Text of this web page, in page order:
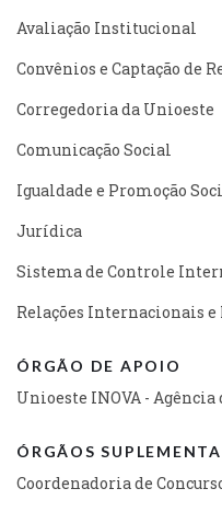
Avaliação Institucional
Convênios e Captação de
Corregedoria da Unioeste
Comunicação Social
Igualdade e Promoção
Jurídica
Sistema de Controle
Relações Internacionais
ÓRGÃO DE APOIO
Unioeste INOVA -
ÓRGÃOS
Coordenadoria de